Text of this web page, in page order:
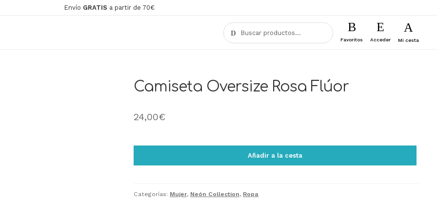
Envío GRATIS a partir de 70€
Buscar
por:
Buscar
Favoritos Acceder Mi cesta
Camiseta Oversize Rosa Flúor
24,00€
Añadir a la cesta
Categorías: Mujer, Neón Collection, Ropa